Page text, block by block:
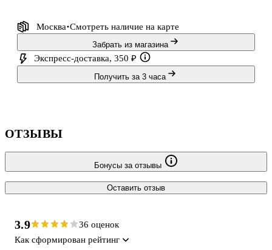
Москва Смотреть наличие на карте
Забрать из магазина
Экспресс-доставка, 350 ₽
Получить за 3 часа
ОТЗЫВЫ
Бонусы за отзывы
Оставить отзыв
3.9
36 оценок
Как сформирован рейтинг